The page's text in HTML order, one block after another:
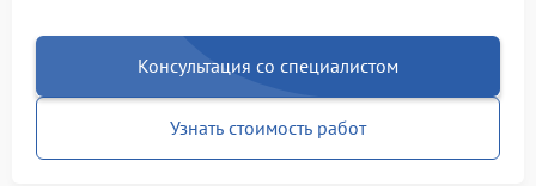
Консультация со специалистом
Узнать стоимость работ